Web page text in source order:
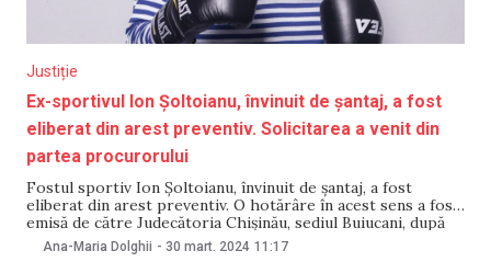
Justiție
Ex-sportivul Ion Șoltoianu, învinuit de șantaj, a fost
eliberat din arest preventiv. Solicitarea a venit din
partea procurorului
Fostul sportiv Ion Șoltoianu, învinuit de șantaj, a fost
eliberat din arest preventiv. O hotărâre în acest sens a fost
emisă de către Judecătoria Chișinău, sediul Buiucani, după
ce a fost examinat demersul procurorului privind
schimbarea măsurii preventive în privința inculpatului.
Ana-Maria Dolghii - 30 mart. 2024 11:17